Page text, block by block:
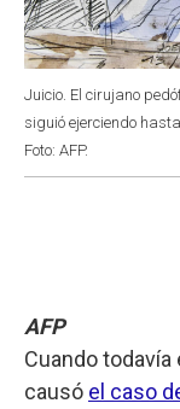
Juicio. El cirujano
siguió ejerciendo
Foto: AFP.
AFP
Cuando
causó el caso